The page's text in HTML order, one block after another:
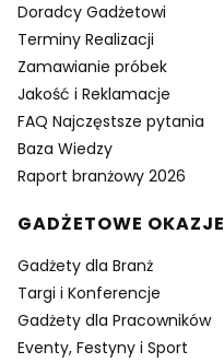
Doradcy Gadżetowi
Terminy Realizacji
Zamawianie próbek
Jakość i Reklamacje
FAQ Najczęstsze pytania
Baza Wiedzy
Raport branżowy 2026
GADŻETOWE OKAZJE
Gadżety dla Branż
Targi i Konferencje
Gadżety dla Pracowników
Eventy, Festyny i Sport